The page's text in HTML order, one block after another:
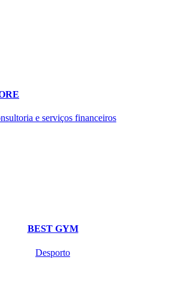
e serviços financeiros
BEST GYM
Desporto